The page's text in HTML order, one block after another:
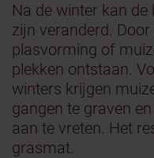
Na de winter kan
zijn veranderd.
plasvorming of
plekken ontstaan.
winters krijgen
gangen te graven
aan te vreten. Het
grasmat.